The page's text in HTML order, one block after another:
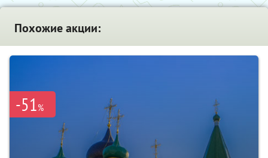
Похожие акции:
-51%